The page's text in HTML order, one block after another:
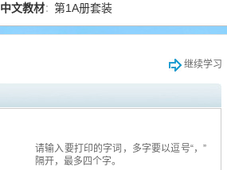
中文教材： 第1A册套装
继续学习
请输入要打印的字词，多字要以逗号“，”
隔开，最多四个字。